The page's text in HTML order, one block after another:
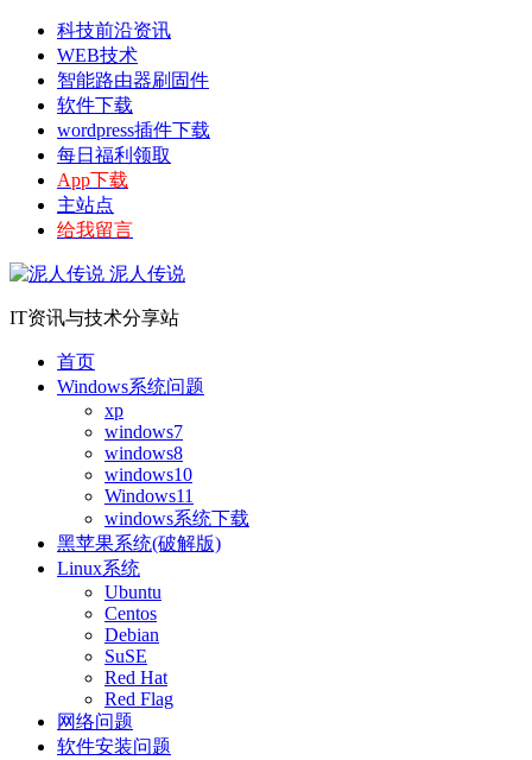
科技前沿资讯
WEB技术
智能路由器刷固件
软件下载
wordpress插件下载
每日福利领取
App下载
主站点
给我留言
泥人传说
IT资讯与技术分享站
首页
Windows系统问题
xp
windows7
windows8
windows10
Windows11
windows系统下载
黑苹果系统(破解版)
Linux系统
Ubuntu
Centos
Debian
SuSE
Red Hat
Red Flag
网络问题
软件安装问题